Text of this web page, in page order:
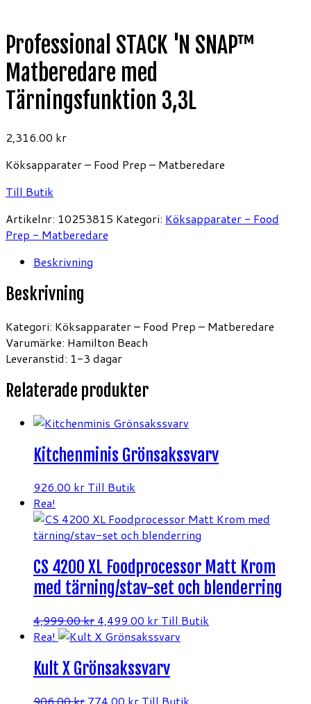
Professional STACK 'N SNAP™
Matberedare med
Tärningsfunktion 3,3L
2,316.00 kr
Köksapparater – Food Prep – Matberedare
Till Butik
Artikelnr: 10253815 Kategori: Köksapparater - Food
Prep - Matberedare
Beskrivning
Beskrivning
Kategori: Köksapparater – Food Prep – Matberedare
Varumärke: Hamilton Beach
Leveranstid: 1-3 dagar
Relaterade produkter
Kitchenminis Grönsakssvarv
926.00 kr Till Butik
Rea!
CS 4200 XL Foodprocessor Matt Krom
med tärning/stav-set och blenderring
4,999.00kr Det
ursprungliga
var:
4,499.00 krDet
nuvarande
är:
Till Butik
Rea!
Kult X Grönsakssvarv
Det Det